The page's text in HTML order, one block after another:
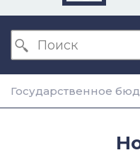
Государственное